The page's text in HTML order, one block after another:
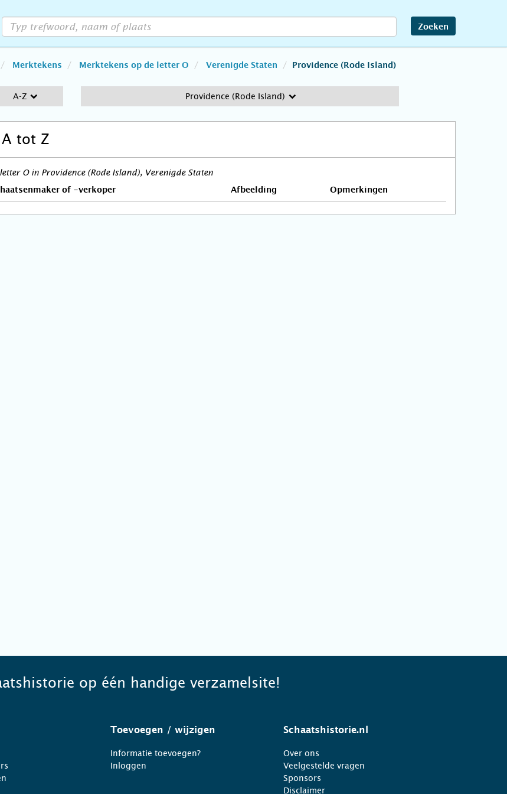
Zoeken
Merktekens Merktekens op de letter O Verenigde Staten Providence (Rode Island)
A-Z Providence (Rode Island)
tot Z
O in Providence (Rode Island), Verenigde Staten
of -verkoper Afbeelding Opmerkingen
op één handige verzamelsite!
Toevoegen / wijzigen
Informatie toevoegen?
Inloggen
Schaatshistorie.nl
Over ons
Veelgestelde vragen
Sponsors
Disclaimer